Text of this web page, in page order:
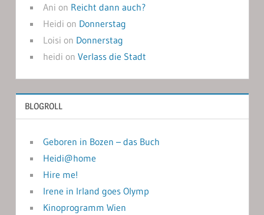
Ani on Reicht dann auch?
Heidi on Donnerstag
Loisi on Donnerstag
heidi on Verlass die Stadt
BLOGROLL
Geboren in Bozen – das Buch
Heidi@home
Hire me!
Irene in Irland goes Olymp
Kinoprogramm Wien